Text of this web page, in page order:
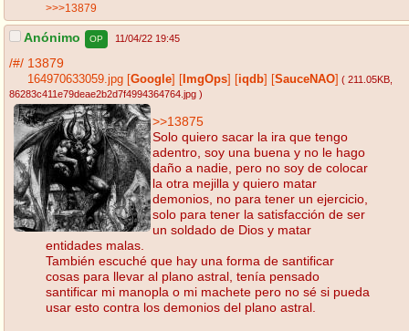
>>>13879
Anónimo OP 11/04/22 19:45
/#/ 13879
164970633059.jpg Google ImgOps iqdb SauceNAO ( 211.05KB
86283c411e79deae2b2d7f4994364764.jpg )
>>13875
Solo quiero sacar la ira que tengo
adentro, soy una buena y no le hago
daño a nadie, pero no soy de colocar
la otra mejilla y quiero matar
demonios, no para tener un ejercicio,
solo para tener la satisfacción de ser
un soldado de Dios y matar
entidades malas.
También escuché que hay una forma de santificar
cosas para llevar al plano astral, tenía pensado
santificar mi manopla o mi machete pero no sé si pueda
usar esto contra los demonios del plano astral.